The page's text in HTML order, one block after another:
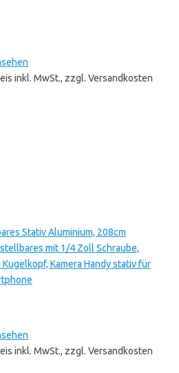
inkl. MwSt., zzgl. Versandkosten
Stativ Aluminium, 208cm
mit 1/4 Zoll Schraube,
Kamera Handy stativ für
inkl. MwSt., zzgl. Versandkosten